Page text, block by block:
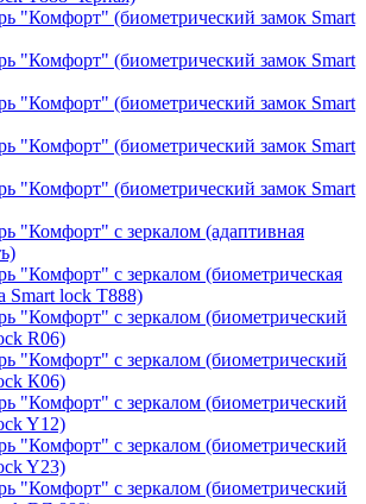
"Комфорт" (биометрический замок Smart
"Комфорт" (биометрический замок Smart
"Комфорт" (биометрический замок Smart
"Комфорт" (биометрический замок Smart
"Комфорт" (биометрический замок Smart
"Комфорт" с зеркалом (адаптивная
"Комфорт" с зеркалом (биометрическая
Smart lock T888)
"Комфорт" с зеркалом (биометрический
R06)
"Комфорт" с зеркалом (биометрический
К06)
"Комфорт" с зеркалом (биометрический
Y12)
"Комфорт" с зеркалом (биометрический
Y23)
"Комфорт" с зеркалом (биометрический